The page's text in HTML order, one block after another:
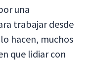
una
trabajar desde
hacen, muchos
que lidiar con